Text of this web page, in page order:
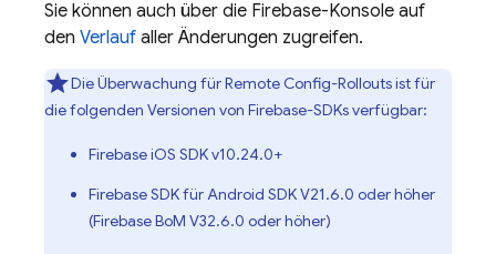
Sie können auch über die Firebase-Konsole auf
den Verlauf aller Änderungen zugreifen.
Die Überwachung fürRemote Config-Rollouts ist für
die folgenden Versionen von Firebase-SDKs verfügbar:
Firebase iOS SDK v10.24.0+
Firebase SDK für Android SDK V21.6.0 oder höher
(Firebase BoM V32.6.0 oder höher)